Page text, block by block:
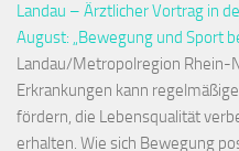
Landau – Ärztlicher Vortrag in
August: „Bewegung und Sport
Landau/Metropolregion Rhein-
Erkrankungen kann
fördern, die Lebensqualität
erhalten. Wie sich Bewegung